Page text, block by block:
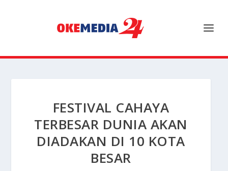
FESTIVAL CAHAYA
TERBESAR DUNIA AKAN
DIADAKAN DI 10 KOTA
BESAR